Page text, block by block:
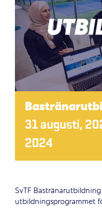
31 augusti,
2024
SvTF
utbildningsprogrammet